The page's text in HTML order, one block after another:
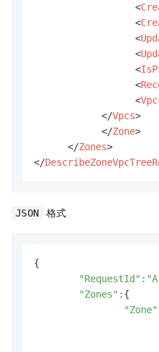
<
<
<
<
<
<
<
</Vpcs>
</Zone>
</Zones>
</
JSON 格式
{
"RequestId" :
"Zones" : {
"Zone"